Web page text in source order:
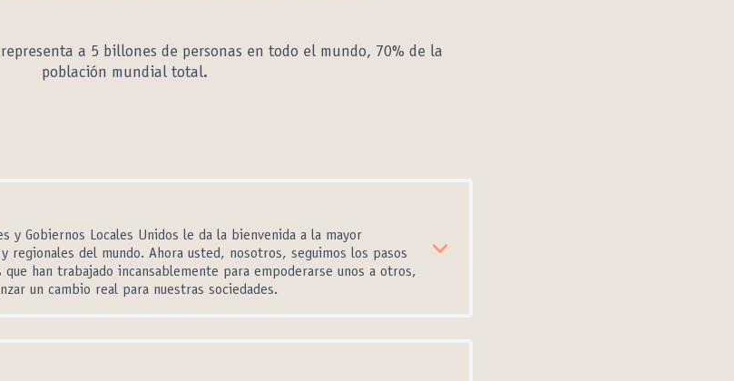
representa a 5 billones de personas en todo el mundo, 70% de la
población mundial total.
y Gobiernos Locales Unidos le da la bienvenida a la mayor
regionales del mundo. Ahora usted, nosotros, seguimos los pasos
han trabajado incansablemente para empoderarse unos a otros,
un cambio real para nuestras sociedades.